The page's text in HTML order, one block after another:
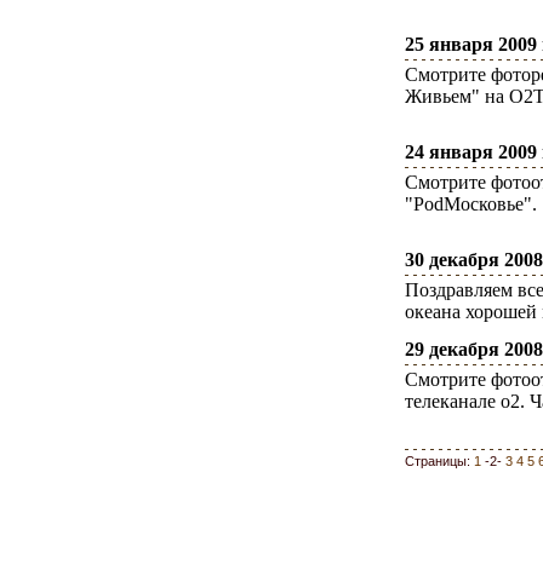
25 января 2009
Смотрите
Живьем" на
24 января 2009
Смотрите
"PodМосковье".
30 декабря 2008
Поздравляем
океана
29 декабря 2008
Смотрите
телеканале о2.
Страницы: 1 -2- 3 4 5